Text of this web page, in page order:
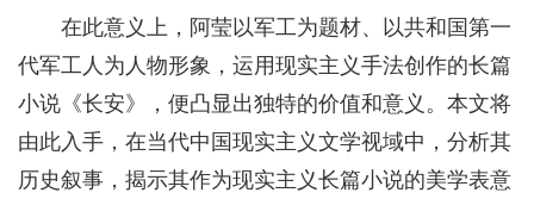
在此意义上，阿莹以军工为题材、以共和国第一
代军工人为人物形象，运用现实主义手法创作的长篇
小说《长安》，便凸显出独特的价值和意义。本文将
由此入手，在当代中国现实主义文学视域中，分析其
历史叙事，揭示其作为现实主义长篇小说的美学表意